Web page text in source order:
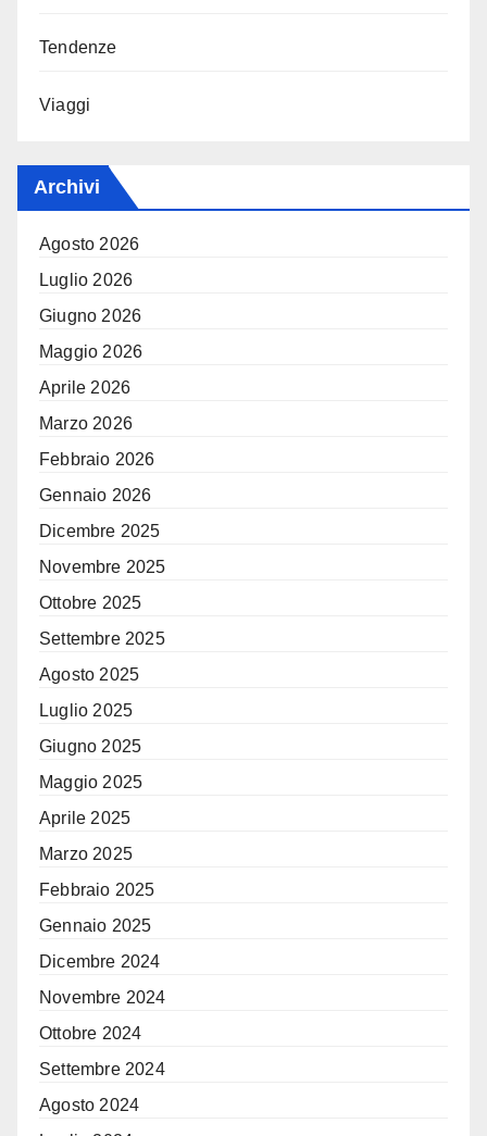
Tendenze
Viaggi
Archivi
Agosto 2026
Luglio 2026
Giugno 2026
Maggio 2026
Aprile 2026
Marzo 2026
Febbraio 2026
Gennaio 2026
Dicembre 2025
Novembre 2025
Ottobre 2025
Settembre 2025
Agosto 2025
Luglio 2025
Giugno 2025
Maggio 2025
Aprile 2025
Marzo 2025
Febbraio 2025
Gennaio 2025
Dicembre 2024
Novembre 2024
Ottobre 2024
Settembre 2024
Agosto 2024